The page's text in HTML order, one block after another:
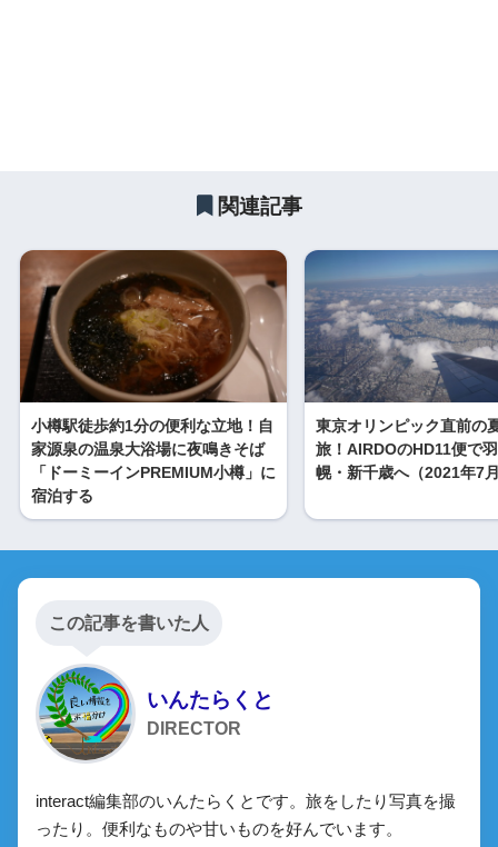
関連記事
小樽駅徒歩約1分の便利な立地！自
家源泉の温泉大浴場に夜鳴きそば
「ドーミーインPREMIUM小樽」に
宿泊する
東京オリンピック直前の
旅！AIRDOのHD11便で
幌・新千歳へ（2021年7
この記事を書いた人
いんたらくと
DIRECTOR
interact編集部のいんたらくとです。旅をしたり写真を撮
ったり。便利なものや甘いものを好んでいます。